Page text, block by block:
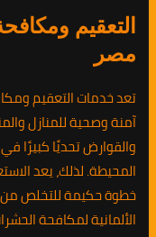
التعقيم
مصر
تعد خدمات التعقيم
آمنة وصحية للمنازل
والقوارض تحديًا كبيرًا
المحيطة. لذلك، يعد
خطوة حكيمة للتخلص
الألمانية لمكافحة